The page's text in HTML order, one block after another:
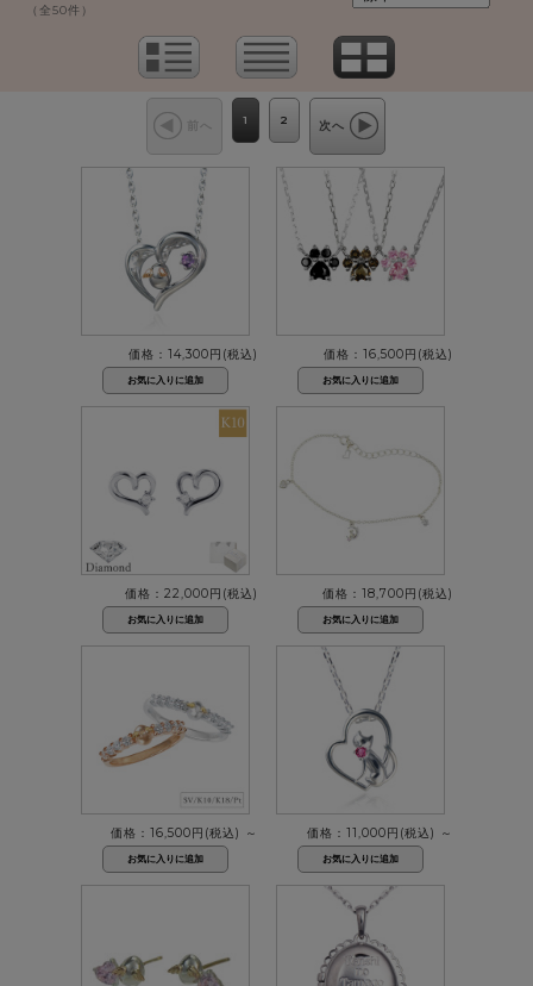
（全50件）
前へ 1 2 次へ
価格：14,300円(税込) 価格：16,500円(税込)
価格：22,000円(税込) 価格：18,700円(税込)
価格：16,500円(税込) ～ 価格：11,000円(税込) ～